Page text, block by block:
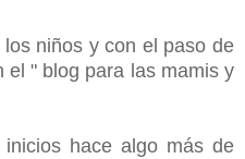
niños y con el paso de
el " blog para las mamis y
hace algo más de